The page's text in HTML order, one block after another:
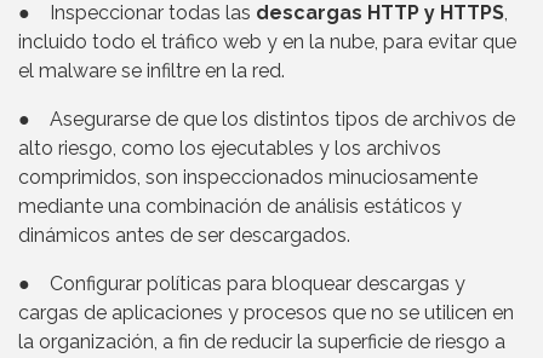
● Inspeccionar todas las descargas HTTP y HTTPS,
incluido todo el tráfico web y en la nube, para evitar que
el malware se infiltre en la red.
● Asegurarse de que los distintos tipos de archivos de
alto riesgo, como los ejecutables y los archivos
comprimidos, son inspeccionados minuciosamente
mediante una combinación de análisis estáticos y
dinámicos antes de ser descargados.
● Configurar políticas para bloquear descargas y
cargas de aplicaciones y procesos que no se utilicen en
la organización, a fin de reducir la superficie de riesgo a